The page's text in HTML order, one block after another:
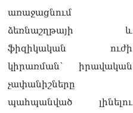
առաջացնում
ձեռնաշղթայի և
ֆիզիկական ուժի
կիրառման՝ իրավական
չափանիշները
պահպանված լինելու